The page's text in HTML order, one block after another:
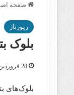
صفحه
رپورتاژ
بلوک
28 فروردین, 1404
بلوک‌های